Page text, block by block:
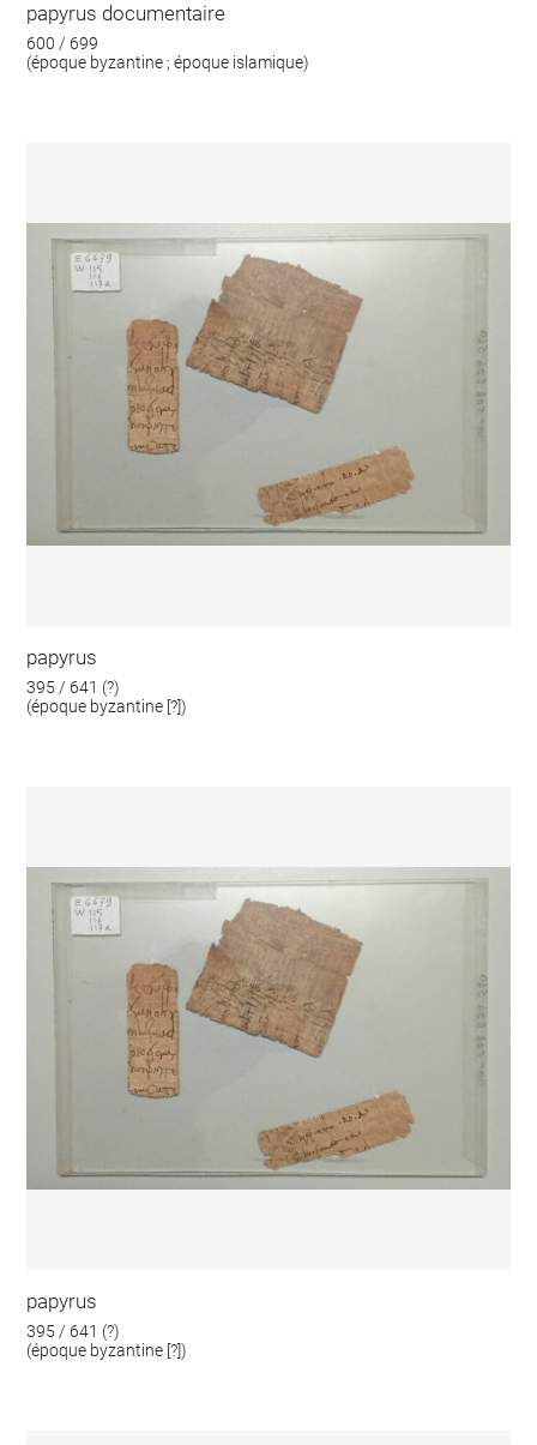
papyrus documentaire
600 / 699
(époque byzantine ; époque islamique)
papyrus
395 / 641 (?)
(époque byzantine [?])
papyrus
395 / 641 (?)
(époque byzantine [?])